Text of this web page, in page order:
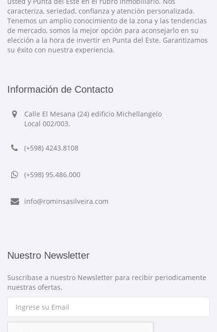
caracteriza, seriedad, confianza y atención personalizada.
Tenemos un amplio conocimiento de la zona y las tendencias
de mercado, somos la mejor opción para aconsejarlo en su
elección a la hora de invertir en Punta del Este. Garantizamos
su éxito con nuestra experiencia.
Información de Contacto
Calle El Mesana (24) edificio Michellangelo
Local 002/003.
(+598) 4243.8108
(+598) 95.486.000
info@rominsasilveira.com
Nuestro Newsletter
Suscribase a nuestro Newsletter para recibir periodicamente
nuestras ofertas.